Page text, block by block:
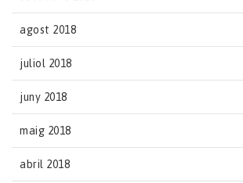
agost 2018
juliol 2018
juny 2018
maig 2018
abril 2018